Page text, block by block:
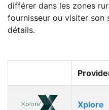
différer dans les zones
fournisseur ou visiter son
détails.
Xplore